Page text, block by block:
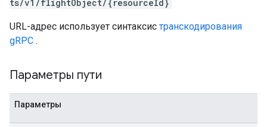
ts/v1/flightObject/{resourceId}
URL-адрес использует синтаксис транскодирования
gRPC .
Параметры пути
Параметры